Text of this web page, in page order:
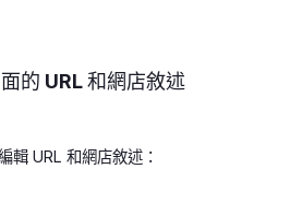
的 URL 和網店敘述
輯 URL 和網店敘述：